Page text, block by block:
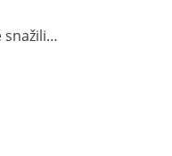
snažili…